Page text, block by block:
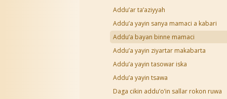
Addu’ar ta’aziyyah
Addu’a yayin sanya mamaci a kabari
Addu’a bayan binne mamaci
Addu’a yayin ziyartar makabarta
Addu’a yayin tasowar iska
Addu’a yayin tsawa
Daga cikin addu’o’in sallar rokon ruwa